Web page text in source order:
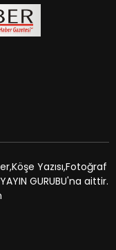
tarafınıza haber,
gönderilmesini
Yazısı,Fotoğraf
GURUBU'na aittir.